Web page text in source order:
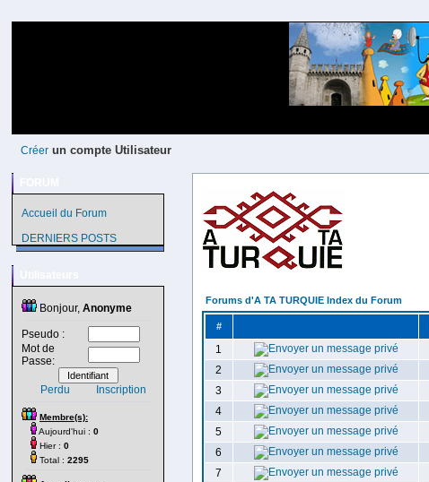
Créer un compte Utilisateur
Accueil du Forum
DERNIERS POSTS
Bonjour, Anonyme
Pseudo :
Mot de
Passe:
Perdu Inscription
Membre(s):
Aujourd'hui : 0
Hier : 0
Total : 2295
Forums d'A TA TURQUIE Index du Forum
#
1
2
3
4
5
6
7